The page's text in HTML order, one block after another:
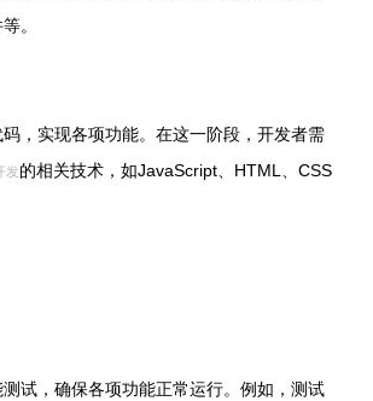
。
，实现各项功能。在这一阶段，开发者需
发的相关技术，如JavaScript、HTML、CSS
试，确保各项功能正常运行。例如，测试